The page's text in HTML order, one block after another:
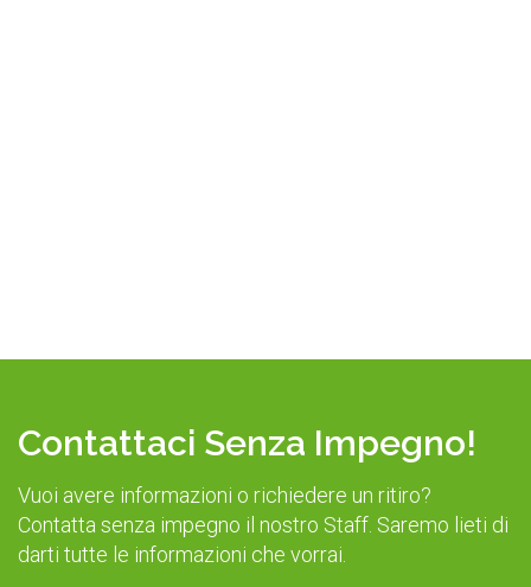
Contattaci Senza Impegno!
Vuoi avere informazioni o richiedere un ritiro?
Contatta senza impegno il nostro Staff. Saremo lieti di
darti tutte le informazioni che vorrai.